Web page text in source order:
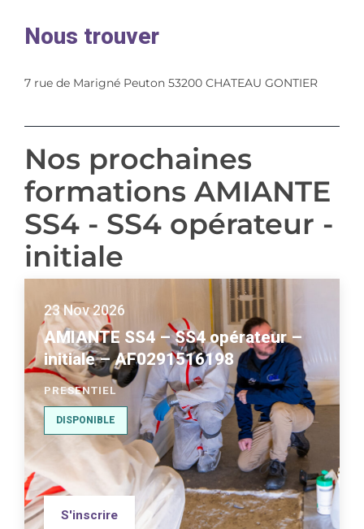
Nous trouver
7 rue de Marigné Peuton 53200 CHATEAU GONTIER
Nos prochaines
formations AMIANTE
SS4 - SS4 opérateur -
initiale
23 Nov 2026
AMIANTE SS4 – SS4 opérateur –
initiale – AF0291516198
PRESENTIEL
DISPONIBLE
S'inscrire